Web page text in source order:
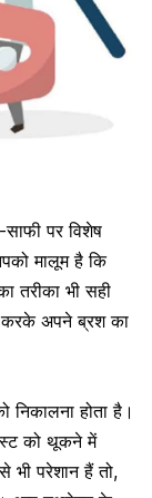
पर विशेष
मालूम है कि
तरीका भी सही
करके अपने ब्रश का
होता है।
को थूकने में
परेशान हैं तो,